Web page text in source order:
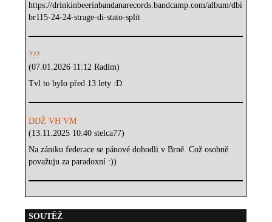
https://drinkinbeerinbandanarecords.bandcamp.com/album/dbi
br115-24-24-strage-di-stato-split
???
(07.01.2026 11:12 Radim)
Tvl to bylo před 13 lety :D
DDŽ VH VM
(13.11.2025 10:40 stelca77)
Na zániku federace se pánové dohodli v Brně. Což osobně
považuju za paradoxní :))
SOUTĚŽ